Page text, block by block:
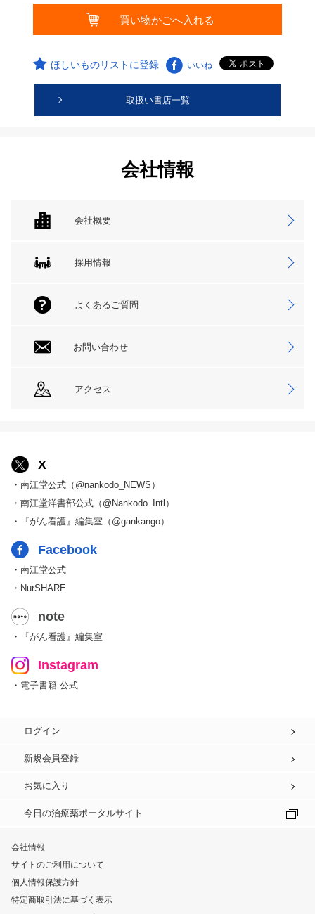
ほしいものリストに登録 いいね
取扱い書店一覧
会社情報
会社概要
採用情報
よくあるご質問
お問い合わせ
アクセス
X
・南江堂公式（@nankodo_NEWS）
・南江堂洋書部公式（@Nankodo_Intl）
・『がん看護』編集室（@gankango）
Facebook
・南江堂公式
・NurSHARE
note
・『がん看護』編集室
Instagram
・電子書籍 公式
ログイン
新規会員登録
お気に入り
今日の治療薬ポータルサイト
会社情報
サイトのご利用について
個人情報保護方針
特定商取引法に基づく表示